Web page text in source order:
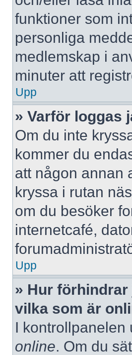
funktioner som
personliga
medlemskap i
minuter att
Upp
» Varför loggas
Om du inte
kommer du
att någon annan
kryssa i rutan
om du besöker
internetcafé,
Upp
» Hur
vilka som är
I kontrollpanelen
online. Om du